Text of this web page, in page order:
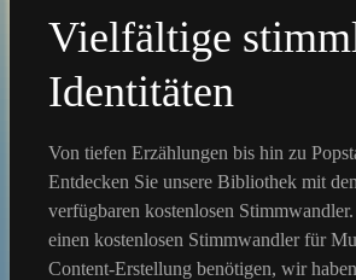
Vielfältige
Identitäten
Von tiefen Erzählungen bis hin zu
Entdecken Sie unsere Bibliothek mit
verfügbaren kostenlosen
einen kostenlosen Stimmwandler für
Content-Erstellung benötigen, wir